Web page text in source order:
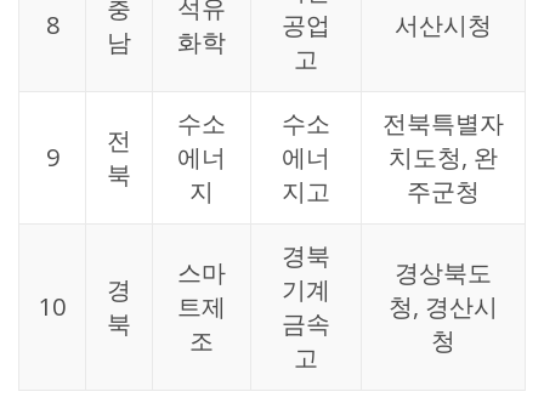
8
충
남
석유
화학
공업
고
서산시청
9
전
북
수소
에너
지
수소
에너
지고
전북특별자
치도청, 완
주군청
10
경
북
스마
트제
조
경북
기계
금속
고
경상북도
청, 경산시
청